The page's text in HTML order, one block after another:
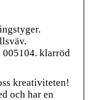
klarröd
kreativiteten!
och har en